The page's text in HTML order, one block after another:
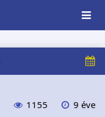
1155 9 éve